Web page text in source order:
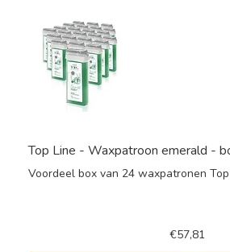
Top Line - Waxpatroon emerald -
Voordeel box van 24 waxpatronen
€57,81